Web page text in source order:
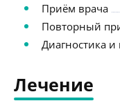
Приём врача
Повторный
Диагностика
Лечение